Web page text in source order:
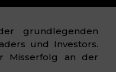
grundlegenden
und Investors.
Misserfolg an der